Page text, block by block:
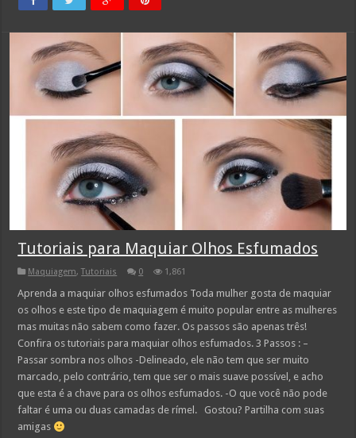
Tutoriais para Maquiar Olhos Esfumados
Maquiagem,Tutoriais 0 1,861
Aprenda a maquiar olhos esfumados Toda mulher gosta de maquiar
os olhos e este tipo de maquiagem é muito popular entre as mulheres
mas muitas não sabem como fazer. Os passos são apenas três!
Confira os tutoriais para maquiar olhos esfumados. 3 Passos : –
Passar sombra nos olhos -Delineado, ele não tem que ser muito
marcado, pelo contrário, tem que ser o mais suave possível, e acho
que esta é a chave para os olhos esfumados. -O que você não pode
faltar é uma ou duas camadas de rímel. Gostou? Partilha com suas
amigas